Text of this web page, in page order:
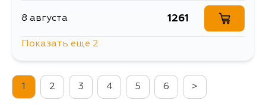
8 августа 1261
12 августа 1432
Показать еще 2
1 2 3 4 5 6 >